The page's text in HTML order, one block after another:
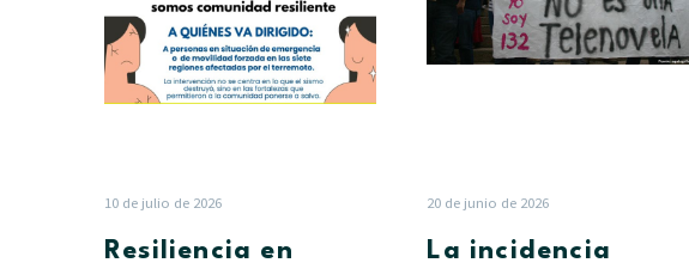
la
esperanza
desde
la
10 de julio de 2026
Resiliencia en
los
procesos
democracia
20 de junio de 2026
La incidencia